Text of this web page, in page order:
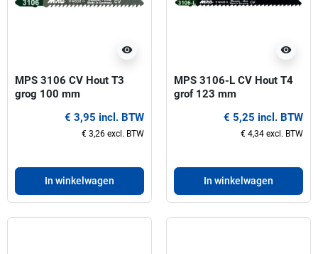
visibility
MPS 3106 CV Hout T3
grog 100 mm
€ 3,95 incl. BTW
€ 3,26 excl. BTW
In winkelwagen
visibility
MPS 3106-L CV Hout T4
grof 123 mm
€ 5,25 incl. BTW
€ 4,34 excl. BTW
In winkelwagen